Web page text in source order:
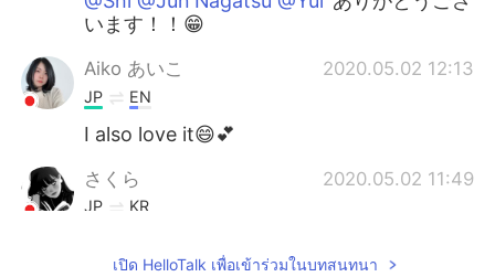
います！！😁
Aiko あいこ 2020.05.02 12:13
JP EN
I also love it😄💕
さくら 2020.05.02 11:49
JP KR
orangutans. The food at the Malaysian
เปิด HelloTalk เพื่อเข้าร่วมในบทสนทนา